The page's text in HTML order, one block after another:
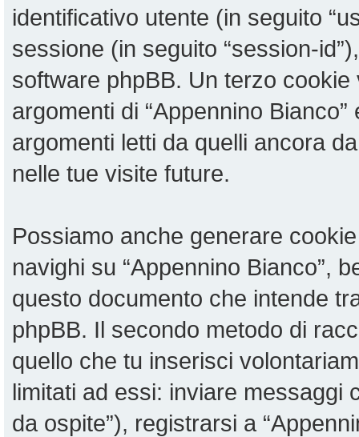
identificativo utente (in seguito
sessione (in seguito “session-
software phpBB. Un terzo
argomenti di “Appennino
argomenti letti da quelli ancora
nelle tue visite future.
Possiamo anche generare
navighi su “Appennino Bianco”,
questo documento che intende
phpBB. Il secondo metodo di
quello che tu inserisci
limitati ad essi: inviare messaggi
da ospite”), registrarsi a